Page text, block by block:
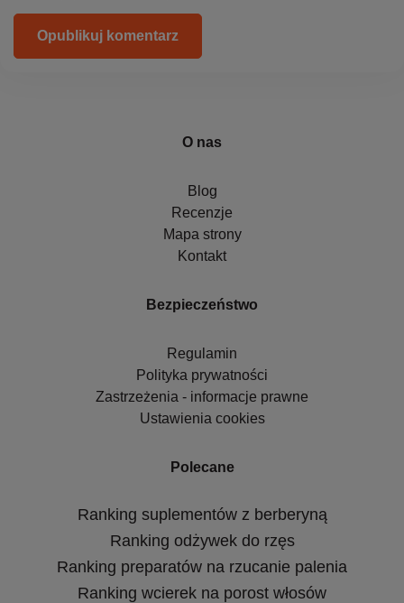
Opublikuj komentarz
O nas
Blog
Recenzje
Mapa strony
Kontakt
Bezpieczeństwo
Regulamin
Polityka prywatności
Zastrzeżenia - informacje prawne
Ustawienia cookies
Polecane
Ranking suplementów z berberyną
Ranking odżywek do rzęs
Ranking preparatów na rzucanie palenia
Ranking wcierek na porost włosów